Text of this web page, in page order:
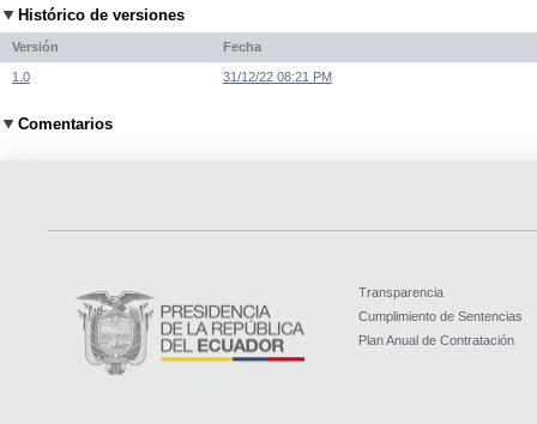
Histórico de versiones
Versión Fecha
1.0 31/12/22 08:21 PM
Comentarios
Transparencia
Cumplimiento de Sentencias
Plan Anual de Contratación